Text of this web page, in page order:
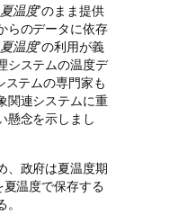
夏温度”のまま提供
らのデータに依存
夏温度”の利用が義
システムの温度デ
ステムの専門家も
関連システムに重
懸念を示しまし
、政府は夏温度期
夏温度で保存する